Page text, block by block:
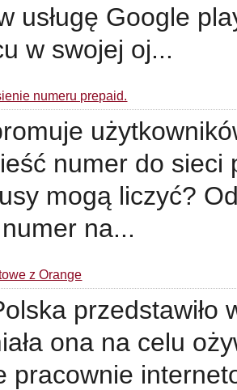
usługę Google
w swojej oj...
numeru prepaid.
numer do
mogą liczyć?
na...
z Orange
przedstawiło
ona na celu
pracownie